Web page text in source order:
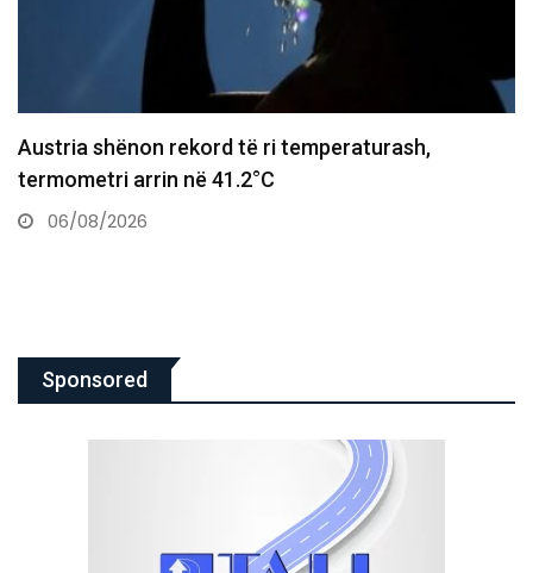
Austria shënon rekord të ri temperaturash,
termometri arrin në 41.2°C
06/08/2026
Sponsored